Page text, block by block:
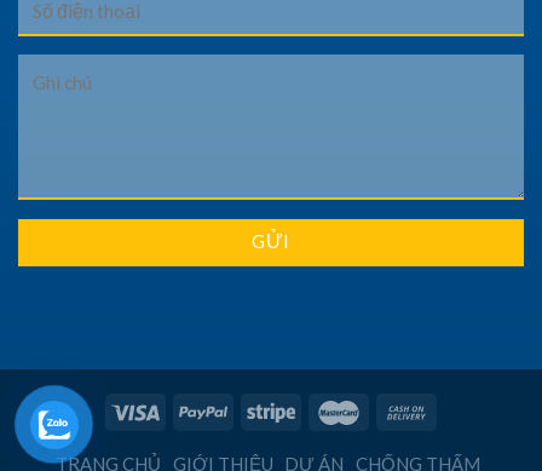
TRANG CHỦ GIỚI THIỆU DỰ ÁN CHỐNG THẤM